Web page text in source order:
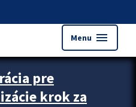
Menu menu
pre
krok za